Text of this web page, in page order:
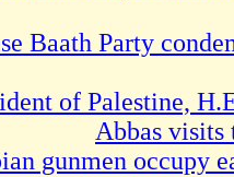
Baath Party
of Palestine,
Abbas visits
gunmen occupy